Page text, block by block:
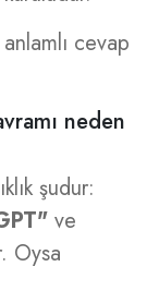
cevap
neden
şudur:
ve
Oysa